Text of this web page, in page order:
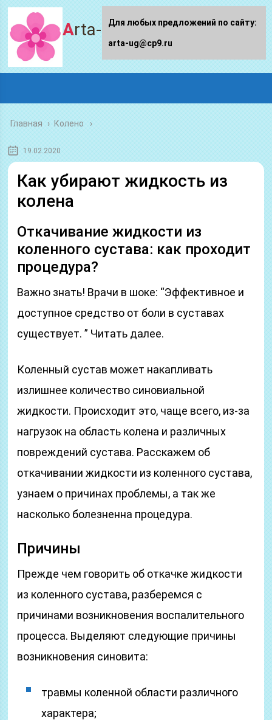
Arta-ug.ru
Главная › Колено
19.02.2020
Как убирают жидкость из
колена
Откачивание жидкости из
коленного сустава: как проходит
процедура?
Важно знать! Врачи в шоке: “Эффективное и
доступное средство от боли в суставах
существует. ” Читать далее.
Коленный сустав может накапливать
излишнее количество синовиальной
жидкости. Происходит это, чаще всего, из-за
нагрузок на область колена и различных
повреждений сустава. Расскажем об
откачивании жидкости из коленного сустава,
узнаем о причинах проблемы, а так же
насколько болезненна процедура.
Причины
Прежде чем говорить об откачке жидкости
из коленного сустава, разберемся с
причинами возникновения воспалительного
процесса. Выделяют следующие причины
возникновения синовита:
травмы коленной области различного
характера;
Для любых предложений по сайту:
arta-ug@cp9.ru